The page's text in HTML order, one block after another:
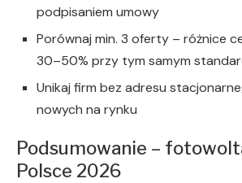
podpisaniem umowy
Porównaj min. 3 oferty – różnice
30–50% przy tym samym
Unikaj firm bez adresu
nowych na rynku
Podsumowanie –
Polsce 2026